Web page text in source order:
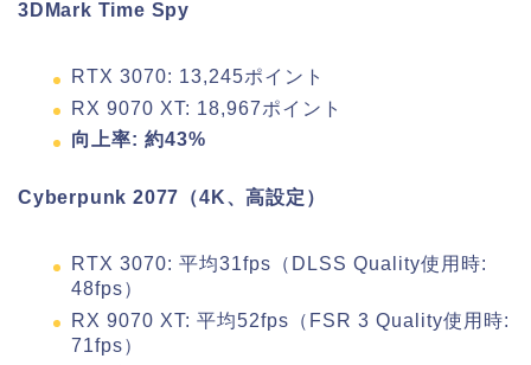
3DMark Time Spy
RTX 3070: 13,245ポイント
RX 9070 XT: 18,967ポイント
向上率: 約43%
Cyberpunk 2077（4K、高設定）
RTX 3070: 平均31fps（DLSS Quality使用時:
48fps）
RX 9070 XT: 平均52fps（FSR 3 Quality使用時:
71fps）